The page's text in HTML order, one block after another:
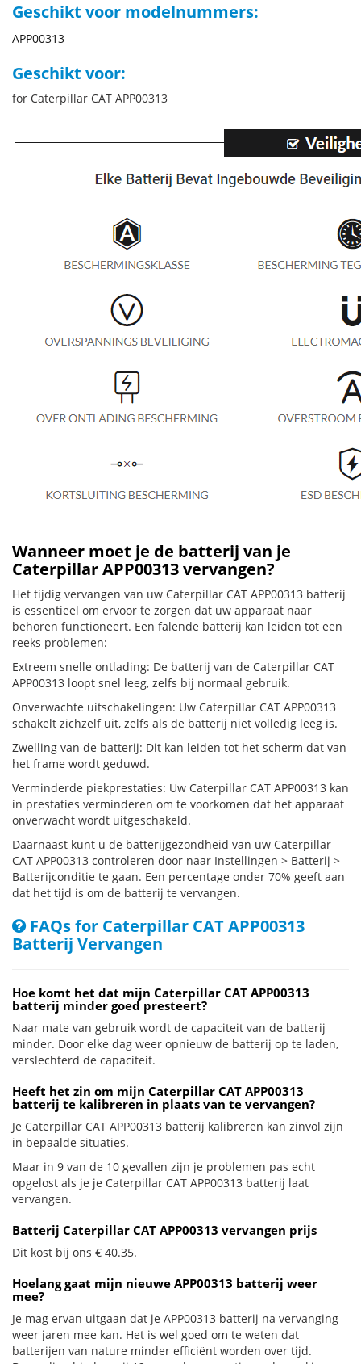
Geschikt voor modelnummers:
APP00313
Geschikt voor:
for Caterpillar CAT APP00313
Wanneer moet je de batterij van je
Caterpillar APP00313 vervangen?
Het tijdig vervangen van uw Caterpillar CAT APP00313 batterij
is essentieel om ervoor te zorgen dat uw apparaat naar
behoren functioneert. Een falende batterij kan leiden tot een
reeks problemen:
Extreem snelle ontlading: De batterij van de Caterpillar CAT
APP00313 loopt snel leeg, zelfs bij normaal gebruik.
Onverwachte uitschakelingen: Uw Caterpillar CAT APP00313
schakelt zichzelf uit, zelfs als de batterij niet volledig leeg is.
Zwelling van de batterij: Dit kan leiden tot het scherm dat van
het frame wordt geduwd.
Verminderde piekprestaties: Uw Caterpillar CAT APP00313 kan
in prestaties verminderen om te voorkomen dat het apparaat
onverwacht wordt uitgeschakeld.
Daarnaast kunt u de batterijgezondheid van uw Caterpillar
CAT APP00313 controleren door naar Instellingen > Batterij >
Batterijconditie te gaan. Een percentage onder 70% geeft aan
dat het tijd is om de batterij te vervangen.
FAQs for Caterpillar CAT APP00313
Batterij Vervangen
Hoe komt het dat mijn Caterpillar CAT APP00313
batterij minder goed presteert?
Naar mate van gebruik wordt de capaciteit van de batterij
minder. Door elke dag weer opnieuw de batterij op te laden,
verslechterd de capaciteit.
Heeft het zin om mijn Caterpillar CAT APP00313
batterij te kalibreren in plaats van te vervangen?
Je Caterpillar CAT APP00313 batterij kalibreren kan zinvol zijn
in bepaalde situaties.
Maar in 9 van de 10 gevallen zijn je problemen pas echt
opgelost als je je Caterpillar CAT APP00313 batterij laat
vervangen.
Batterij Caterpillar CAT APP00313 vervangen prijs
Dit kost bij ons € 40.35.
Hoelang gaat mijn nieuwe APP00313 batterij weer
mee?
Je mag ervan uitgaan dat je APP00313 batterij na vervanging
weer jaren mee kan. Het is wel goed om te weten dat
batterijen van nature minder efficiënt worden over tijd.